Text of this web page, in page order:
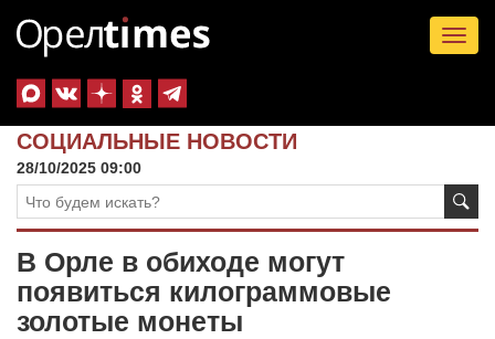
СОЦИАЛЬНЫЕ НОВОСТИ
28/10/2025 09:00
В Орле в обиходе могут
появиться килограммовые
золотые монеты